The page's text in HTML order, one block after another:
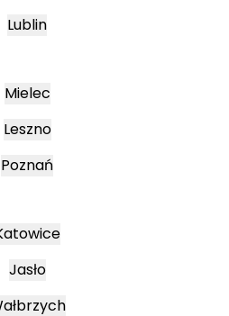
Lublin
Mielec
Leszno
Poznań
Jasło